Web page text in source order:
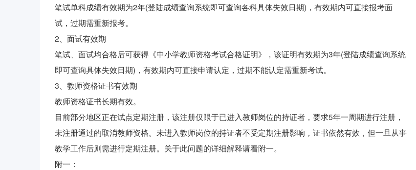
笔试单科成绩有效期为2年(登陆成绩查询系统即可查询各科具体失效日期)，有效期内可直接报考面
试，过期需重新报考。
2、面试有效期
笔试、面试均合格后可获得《中小学教师资格考试合格证明》，该证明有效期为3年(登陆成绩查询系统
即可查询具体失效日期)，有效期内可直接申请认定，过期不能认定需重新考试。
3、教师资格证书有效期
教师资格证书长期有效。
目前部分地区正在试点定期注册，该注册仅限于已进入教师岗位的持证者，要求5年一周期进行注册，
未注册通过的取消教师资格。未进入教师岗位的持证者不受定期注册影响，证书依然有效，但一旦从事
教学工作后则需进行定期注册。关于此问题的详细解释请看附一。
附一：